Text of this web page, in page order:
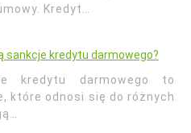
Kredyt…
sankcje kredytu darmowego?
kredytu darmowego to
które odnosi się do różnych